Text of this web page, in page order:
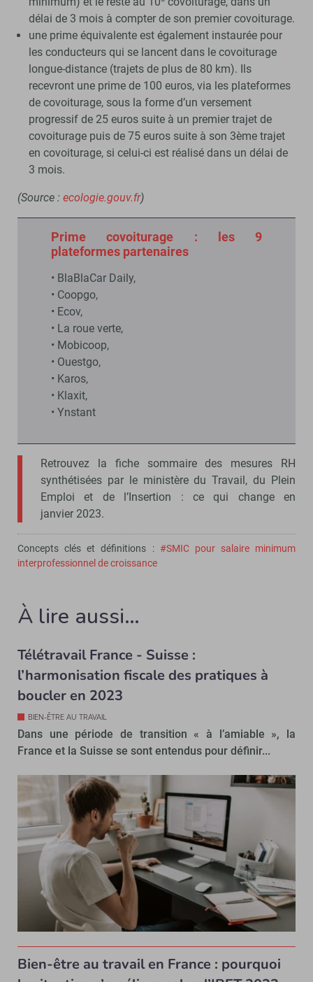
délai de 3 mois à compter de son premier covoiturage.
une prime équivalente est également instaurée pour
les conducteurs qui se lancent dans le covoiturage
longue-distance (trajets de plus de 80 km). Ils
recevront une prime de 100 euros, via les plateformes
de covoi­turage, sous la forme d’un versement
progressif de 25 euros suite à un premier trajet de
covoiturage puis de 75 euros suite à son 3ème trajet
en covoiturage, si celui-ci est réalisé dans un délai de
3 mois.
(Source : ecologie.gouv.fr)
Prime covoiturage : les 9
plateformes partenaires
• BlaBlaCar Daily,
• Coopgo,
• Ecov,
• La roue verte,
• Mobicoop,
• Ouestgo,
• Karos,
• Klaxit,
• Ynstant
Retrouvez la fiche sommaire des mesures RH
synthétisées par le ministère du Travail, du Plein
Emploi et de l’Insertion : ce qui change en
janvier 2023.
Concepts clés et définitions : #SMIC pour salaire minimum
interprofessionnel de croissance
À lire aussi…
Télétravail France - Suisse :
l’harmonisation fiscale des pratiques à
boucler en 2023
BIEN-ÊTRE AU TRAVAIL
Dans une période de transition « à l’amiable », la
France et la Suisse se sont entendus pour définir...
Bien-être au travail en France : pourquoi